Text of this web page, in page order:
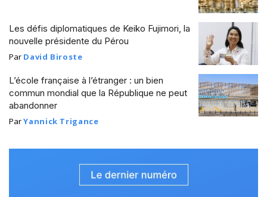
Les défis diplomatiques de Keiko Fujimori, la
nouvelle présidente du Pérou
Par David Biroste
L’école française à l’étranger : un bien
commun mondial que la République ne peut
abandonner
ParYannick Trigance